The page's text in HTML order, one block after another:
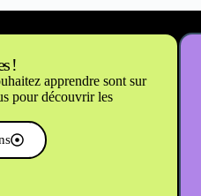
!
apprendre sont sur
pour découvrir les